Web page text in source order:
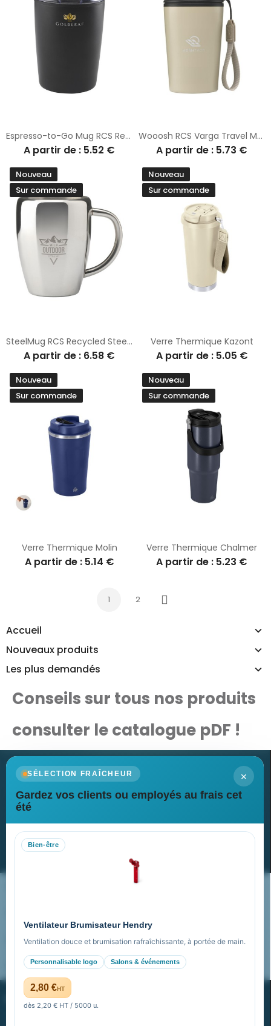
Accueil
Nouveaux produits
Les plus demandés
Conseils sur tous nos produits
consulter le catalogue pDF !
Espresso-to-Go Mug RCS Recycled Steel 170 ml
A partir de : 5.52 €
Wooosh RCS Varga Travel Mug 400 ml
A partir de : 5.73 €
Nouveau
Sur commande
SteelMug RCS Recycled Steel 220 ml mug
A partir de : 6.58 €
Nouveau
Sur commande
Verre Thermique Kazont
A partir de : 5.05 €
Nouveau
Sur commande
Verre Thermique Molin
A partir de : 5.14 €
Nouveau
Sur commande
Verre Thermique Chalmer
A partir de : 5.23 €
1 2
Suivant
×
SÉLECTION FRAÎCHEUR
Gardez vos clients ou employés au frais cet
été
Bien-être
Ventilateur Brumisateur Hendry
Ventilation douce et brumisation rafraîchissante, à portée de main.
Personnalisable logo Salons & événements
2,80 €HT
dès 2,20 € HT / 5000 u.
Newsletter
Recevez nos dernières nouvelles et nos offres spéciales
Nos expertises & accompagnement global
FAQ sur Promenoch Goodies Pub France
Pourquoi ça a marché à 100% pour moi ?
PROMENOCH GOODIES